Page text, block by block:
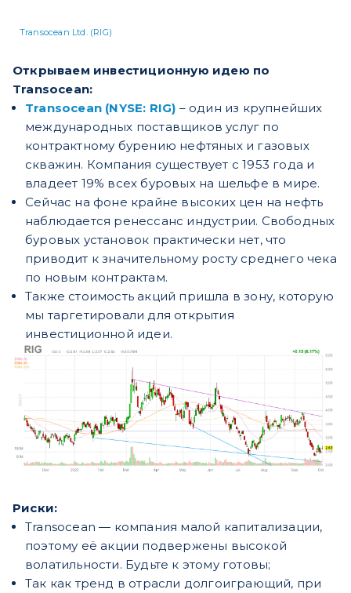
Transocean Ltd. (RIG)
Открываем инвестиционную идею по
Transocean:
Transocean (NYSE: RIG) – один из крупнейших
международных поставщиков услуг по
контрактному бурению нефтяных и газовых
скважин. Компания существует с 1953 года и
владеет 19% всех буровых на шельфе в мире.
Сейчас на фоне крайне высоких цен на нефть
наблюдается ренессанс индустрии. Свободных
буровых установок практически нет, что
приводит к значительному росту среднего чека
по новым контрактам.
Также стоимость акций пришла в зону, которую
мы таргетировали для открытия
инвестиционной идеи.
Риски:
Transocean — компания малой капитализации,
поэтому её акции подвержены высокой
волатильности. Будьте к этому готовы;
Так как тренд в отрасли долгоиграющий, при